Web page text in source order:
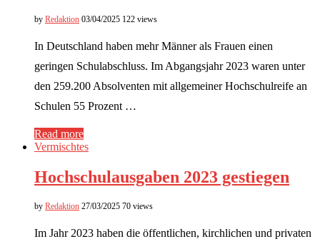
by Redaktion 03/04/2025 122 views
In Deutschland haben mehr Männer als Frauen einen
geringen Schulabschluss. Im Abgangsjahr 2023 waren unter
den 259.200 Absolventen mit allgemeiner Hochschulreife an
Schulen 55 Prozent …
Read more
Vermischtes
Hochschulausgaben 2023 gestiegen
by Redaktion 27/03/2025 70 views
Im Jahr 2023 haben die öffentlichen, kirchlichen und privaten